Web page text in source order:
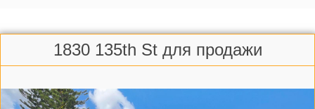
1830 135th St для продажи